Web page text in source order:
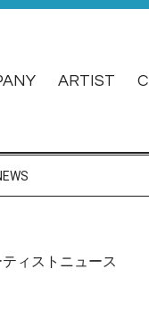
ARTIST
ィストニュース